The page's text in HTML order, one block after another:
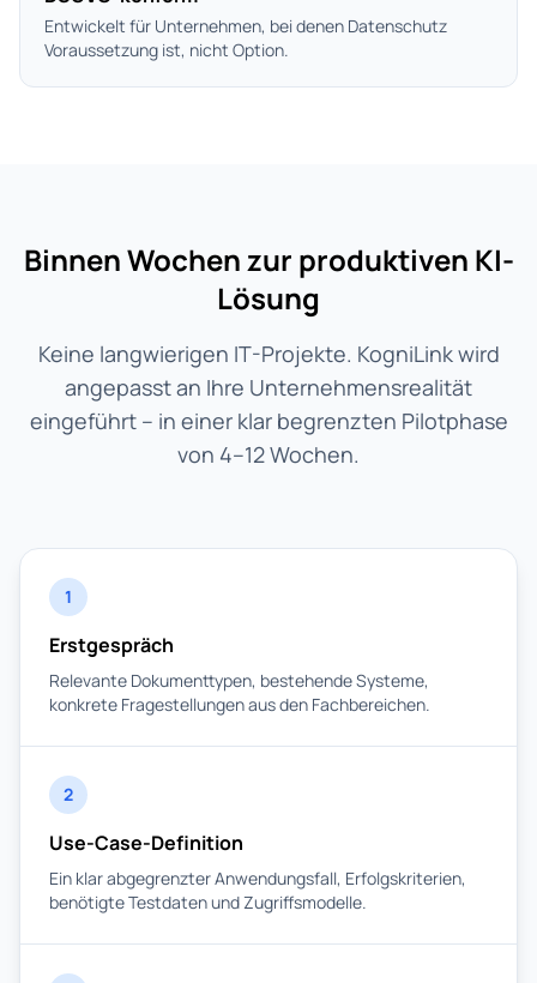
Entwickelt für Unternehmen, bei denen Datenschutz
Voraussetzung ist, nicht Option.
Binnen Wochen zur produktiven KI-
Lösung
Keine langwierigen IT-Projekte. KogniLink wird
angepasst an Ihre Unternehmensrealität
eingeführt – in einer klar begrenzten Pilotphase
von 4–12 Wochen.
1
Erstgespräch
Relevante Dokumenttypen, bestehende Systeme,
konkrete Fragestellungen aus den Fachbereichen.
2
Use-Case-Definition
Ein klar abgegrenzter Anwendungsfall, Erfolgskriterien,
benötigte Testdaten und Zugriffsmodelle.